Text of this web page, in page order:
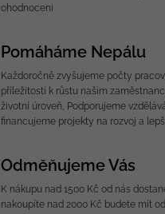
ohodnoceni
Pomáháme Nepálu
Každoročně zvyšujeme počty
příležitosti k růstu našim
životní úroveň, Podporujeme
financujeme projekty na rozvoj a
Odměňujeme Vás
K nákupu nad 1500 Kč od nás
nakoupíte nad 2000 Kč budete mít